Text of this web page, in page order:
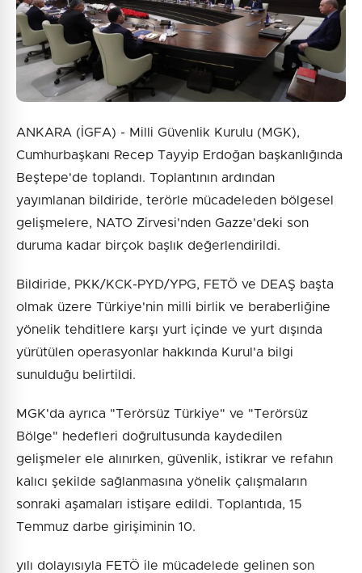
ANKARA (İGFA) - Milli Güvenlik Kurulu (MGK),
Cumhurbaşkanı Recep Tayyip Erdoğan başkanlığında
Beştepe'de toplandı. Toplantının ardından
yayımlanan bildiride, terörle mücadeleden bölgesel
gelişmelere, NATO Zirvesi'nden Gazze'deki son
duruma kadar birçok başlık değerlendirildi.
Bildiride, PKK/KCK-PYD/YPG, FETÖ ve DEAŞ başta
olmak üzere Türkiye'nin milli birlik ve beraberliğine
yönelik tehditlere karşı yurt içinde ve yurt dışında
yürütülen operasyonlar hakkında Kurul'a bilgi
sunulduğu belirtildi.
MGK'da ayrıca "Terörsüz Türkiye" ve "Terörsüz
Bölge" hedefleri doğrultusunda kaydedilen
gelişmeler ele alınırken, güvenlik, istikrar ve refahın
kalıcı şekilde sağlanmasına yönelik çalışmaların
sonraki aşamaları istişare edildi. Toplantıda, 15
Temmuz darbe girişiminin 10.
yılı dolayısıyla FETÖ ile mücadelede gelinen son